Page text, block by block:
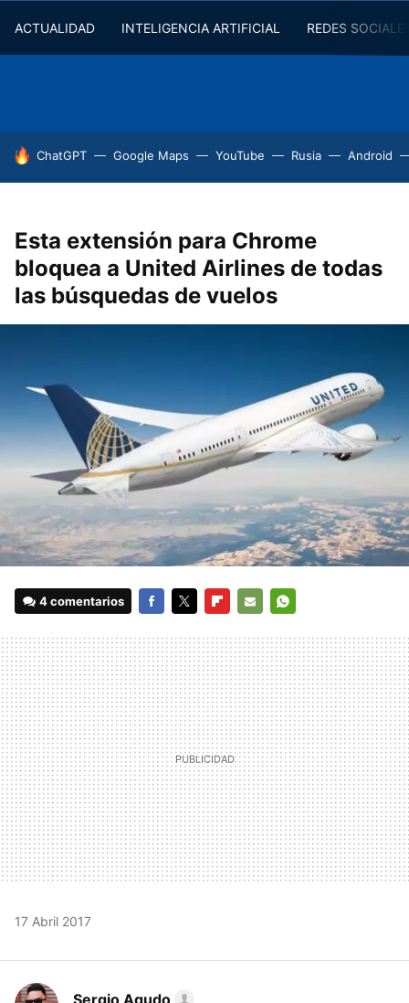
ACTUALIDAD INTELIGENCIA ARTIFICIAL REDES
HOY SE HABLA DE
ChatGPT Google Maps YouTube Rusia Android
Esta extensión para Chrome
bloquea a United Airlines de todas
las búsquedas de vuelos
4 comentarios
MAIL
17 Abril 2017
Sergio Agudo